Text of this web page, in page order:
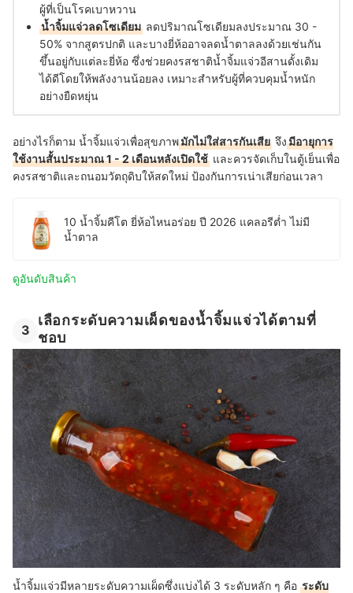
ผู้ที่เป็นโรคเบาหวาน
น้ำจิ้มแจ่วลดโซเดียม ลดปริมาณโซเดียมลงประมาณ 30 -
50% จากสูตรปกติ และบางยี่ห้ออาจลดน้ำตาลลงด้วยเช่นกัน
ขึ้นอยู่กับแต่ละยี่ห้อ ซึ่งช่วยคงรสชาติน้ำจิ้มแจ่วอีสานดั้งเดิม
ได้ดีโดยให้พลังงานน้อยลง เหมาะสำหรับผู้ที่ควบคุมน้ำหนัก
อย่างยืดหยุ่น
อย่างไรก็ตาม น้ำจิ้มแจ่วเพื่อสุขภาพมักไม่ใส่สารกันเสีย จึงมีอายุการ
ใช้งานสั้นประมาณ 1 - 2 เดือนหลังเปิดใช้ และควรจัดเก็บในตู้เย็นเพื่อ
คงรสชาติและถนอมวัตถุดิบให้สดใหม่ ป้องกันการเน่าเสียก่อนเวลา
10 น้ำจิ้มคีโต ยี่ห้อไหนอร่อย ปี 2026 แคลอรีต่ำ ไม่มี
น้ำตาล
ดูอันดับสินค้า
3
เลือกระดับความเผ็ดของน้ำจิ้มแจ่วได้ตามที่
ชอบ
น้ำจิ้มแจ่วมีหลายระดับความเผ็ดซึ่งแบ่งได้ 3 ระดับหลัก ๆ คือ ระดับ